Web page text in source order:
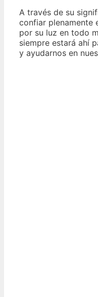
A través de su
confiar plenamente
por su luz en todo
siempre estará ahí
y ayudarnos en